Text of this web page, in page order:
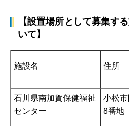
【設置場所として募集す
いて】
施設名 住所
石川県南加賀保健福祉
センター
小松
8番地